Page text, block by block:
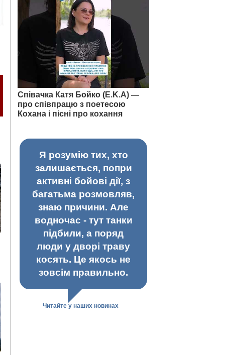
Співачка Катя Бойко (E.K.A) —
про співпрацю з поетесою
Кохана і пісні про кохання
Я розумію тих, хто
залишається, попри
активні бойові дії, з
багатьма розмовляв,
знаю причини. Але
водночас - тут танки
підбили, а поряд
люди у дворі траву
косять. Це якось не
зовсім правильно.
Читайте у наших новинах